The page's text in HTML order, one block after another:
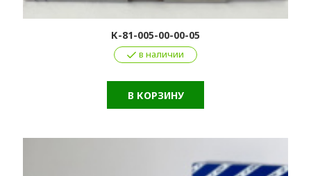
К-81-005-00-00-05
в наличии
В КОРЗИНУ